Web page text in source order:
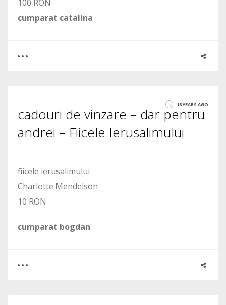
100 RON
cumparat catalina
1639
18 YEARS AGO
cadouri de vinzare – dar pentru
andrei – Fiicele Ierusalimului
fiicele ierusalimului
Charlotte Mendelson
10 RON
cumparat bogdan